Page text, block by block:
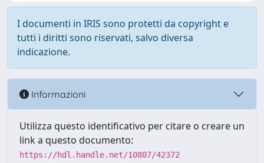
I documenti in IRIS sono protetti da copyright e
tutti i diritti sono riservati, salvo diversa
indicazione.
Informazioni
Utilizza questo identificativo per citare o creare un
link a questo documento:
https://hdl.handle.net/10807/42372